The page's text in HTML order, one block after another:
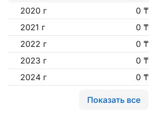
2020 г 0 ₸
2021 г
0 ₸
2022 г
0 ₸
2023 г
0 ₸
2024 г
0 ₸
Показать все